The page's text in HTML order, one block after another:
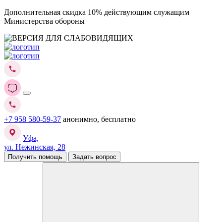
Дополнительная скидка 10% действующим служащим
Министерства обороны
+7 958 580-59-37 анонимно, бесплатно
Уфа,
ул. Нежинская, 28
Получить помощь Задать вопрос